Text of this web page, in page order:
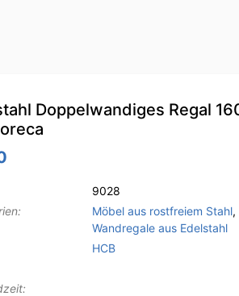
Doppelwandiges Regal
9028
Möbel aus rostfreiem Stahl,
Wandregale aus Edelstahl
HCB